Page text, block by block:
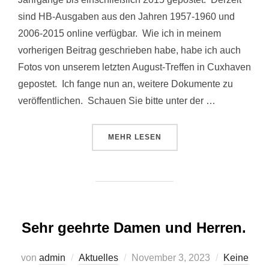
sind HB-Ausgaben aus den Jahren 1957-1960 und
2006-2015 online verfügbar. Wie ich in meinem
vorherigen Beitrag geschrieben habe, habe ich auch
Fotos von unserem letzten August-Treffen in Cuxhaven
gepostet. Ich fange nun an, weitere Dokumente zu
veröffentlichen. Schauen Sie bitte unter der …
MEHR ÜBER „NEUES VON UNSERER
LESEN
Sehr geehrte Damen und Herren.
von admin Aktuelles
Veröffentlicht
November 3, 2023
Keine